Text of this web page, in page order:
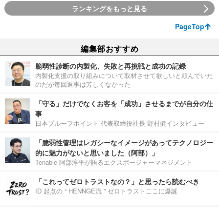
ランキングをもっと見る
PageTop
編集部おすすめ
脆弱性診断の内製化、失敗と再挑戦と成功の記録
内製化支援の取り組みについて取材させて欲しいと頼んでいた
のだが毎回返事は芳しくなかった
「守る」だけでなくお客を「成功」させるまでが自分の仕
事
日本プルーフポイント 代表取締役社長 野村健インタビュー
「脆弱性管理はレガシーなイメージがあってテクノロジー
的に魅力がないと思いました（阿部）」
Tenable 阿部淳平が語るエクスポージャーマネジメント
「これってゼロトラストなの？」と思ったら読むべき
ID 起点の “ HENNGE流 ” ゼロトラストここに爆誕